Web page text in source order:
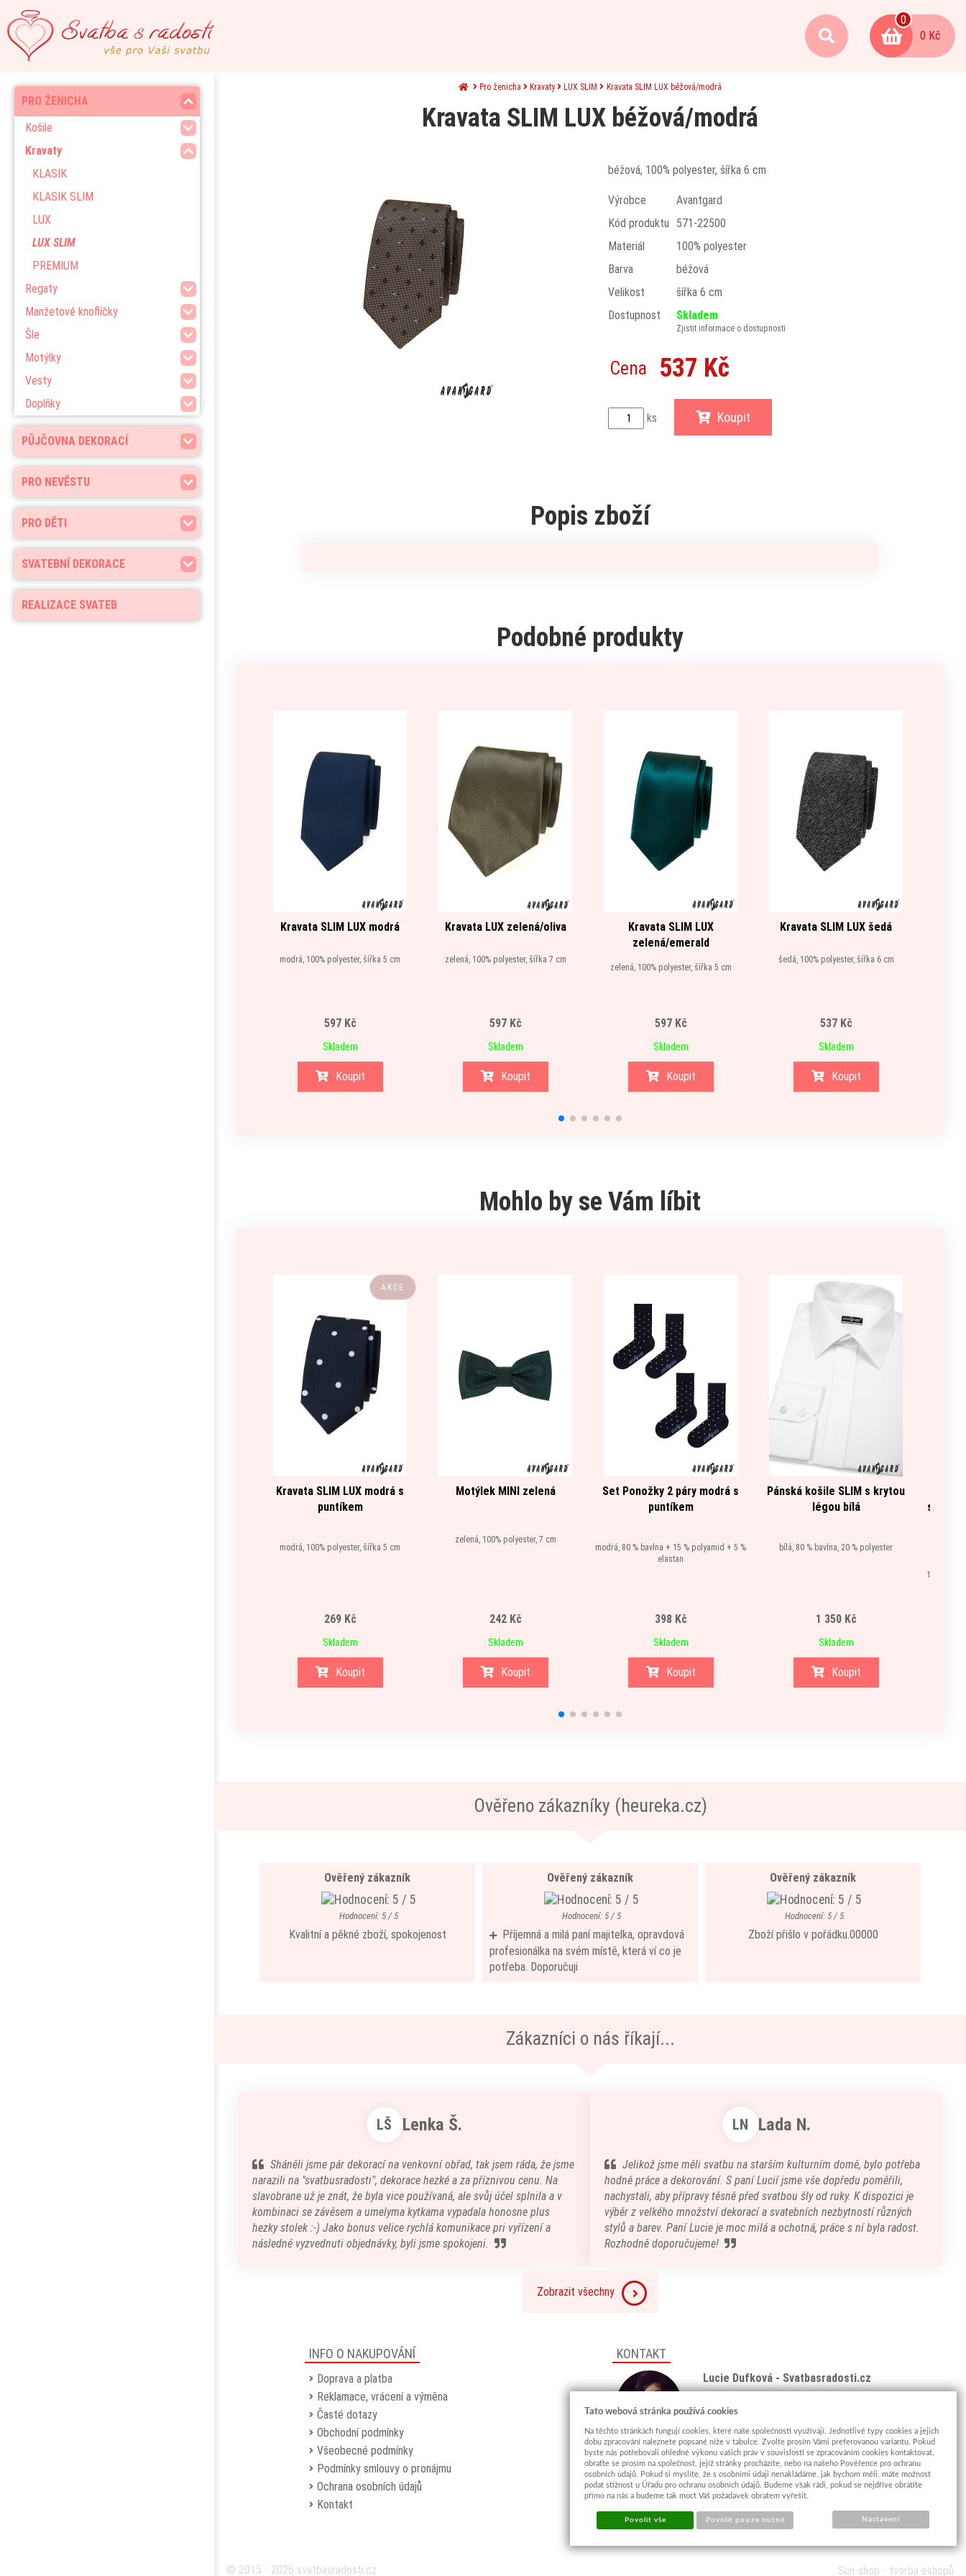
0
0 Kč
PŮJČOVNA DEKORACÍ
PRO NEVĚSTU
PRO ŽENICHA
Košile
Kravaty
KLASIK
KLASIK SLIM
LUX
LUX SLIM
PREMIUM
Regaty
Manžetové knoflíčky
Šle
Motýlky
Vesty
Doplňky
PRO DĚTI
SVATEBNÍ DEKORACE
REALIZACE SVATEB
Pro ženicha Kravaty LUX SLIM Kravata SLIM LUX béžová/modrá
Kravata SLIM LUX béžová/modrá
béžová, 100% polyester, šířka 6 cm
Výrobce
Avantgard
Kód produktu
571-22500
Materiál
100% polyester
Barva
béžová
Velikost
šířka 6 cm
Dostupnost
Skladem
Zjistit informace o dostupnosti
Cena 537 Kč
ks Koupit
Popis zboží
Podobné produkty
Kravata SLIM LUX modrá
modrá, 100% polyester, šířka 5 cm
597 Kč
Skladem
Koupit
Kravata LUX zelená/oliva
zelená, 100% polyester, šířka 7 cm
597 Kč
Skladem
Koupit
Kravata SLIM LUX
zelená/emerald
zelená, 100% polyester, šířka 5 cm
597 Kč
Skladem
Koupit
Kravata SLIM LUX šedá
šedá, 100% polyester, šířka 6 cm
537 Kč
Skladem
Koupit
Mohlo by se Vám líbit
AKCE
Kravata SLIM LUX modrá s
puntíkem
modrá, 100% polyester, šířka 5 cm
269 Kč
Skladem
Koupit
Motýlek MINI zelená
zelená, 100% polyester, 7 cm
242 Kč
Skladem
Koupit
Set Ponožky 2 páry modrá s
puntíkem
modrá, 80 % bavlna + 15 % polyamid + 5 %
elastan
398 Kč
Skladem
Koupit
Pánská košile SLIM s krytou
légou bílá
bílá, 80 % bavlna, 20 % polyester
1 350 Kč
Skladem
Koupit
10 %
Ověřeno zákazníky (heureka.cz)
Ověřený zákazník
Hodnocení: 5 / 5
Kvalitní a pěkné zboží, spokojenost
Ověřený zákazník
Hodnocení: 5 / 5
Příjemná a milá paní majitelka, opravdová
profesionálka na svém místě, která ví co je
potřeba. Doporučuji
Ověřený zákazník
Hodnocení: 5 / 5
Zboží přišlo v pořádku.00000
Zákazníci o nás říkají...
LŠ Lenka Š.
Sháněli jsme pár dekorací na venkovní obřad, tak jsem ráda, že jsme
narazili na "svatbusradosti", dekorace hezké a za příznivou cenu. Na
slavobrane už je znát, že byla vice používaná, ale svůj účel splnila a v
kombinaci se závěsem a umelyma kytkama vypadala honosne plus
hezky stolek :-) Jako bonus velice rychlá komunikace pri vyřízení a
následné vyzvednuti objednávky, byli jsme spokojeni.
LN Lada N.
Jelikož jsme měli svatbu na starším kulturním domě, bylo potřeba
hodně práce a dekorování. S paní Lucií jsme vše dopředu poměřili,
nachystali, aby přípravy těsně před svatbou šly od ruky. K dispozici je
výběr z velkého množství dekorací a svatebních nezbytností různých
stylů a barev. Paní Lucie je moc milá a ochotná, práce s ní byla radost.
Rozhodně doporučujeme!
Zobrazit všechny
INFO O NAKUPOVÁNÍ
Doprava a platba
Reklamace, vrácení a výměna
Časté dotazy
Obchodní podmínky
Všeobecné podmínky
Podmínky smlouvy o pronájmu
Ochrana osobních údajů
Kontakt
KONTAKT
Lucie Dufková - Svatbasradosti.cz
Email:info@svatbasradosti.cz
Showroom
Jungmannova 627, Kyjov 69701
Po-Pá: po domluvě (více info)
© 2015 - 2026 svatbasradosti.cz Sun-shop - tvorba eshopů
Tato webová stránka používá cookies
Na těchto stránkách fungují cookies, které naše společnosti využívají. Jednotlivé typy cookies a jejich
dobu zpracování naleznete popsané níže v tabulce. Zvolte prosím Vámi preferovanou variantu. Pokud
byste nás potřebovali ohledně výkonu vašich práv v souvislosti se zpracováním cookies kontaktovat,
obraťte se prosím na společnost, jejíž stránky procházíte, nebo na našeho Pověřence pro ochranu
osobních údajů. Pokud si myslíte, že s osobními údaji nenakládáme, jak bychom měli, máte možnost
podat stížnost u Úřadu pro ochranu osobních údajů. Budeme však rádi, pokud se nejdříve obrátíte
přímo na nás a budeme tak moct Váš požadavek obratem vyřešit.
Povolit vše Povolit pouze nutné Nastavení